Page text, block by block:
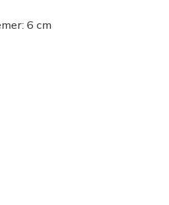
6 cm